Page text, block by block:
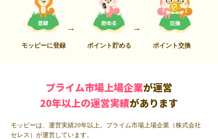
モッピーに登録 ポイント貯める ポイント交換
プライム市場上場企業が運営
20年以上の運営実績があります
モッピーは、運営実績20年以上。プライム市場上場企業（株式会社
セレス）が運営しています。